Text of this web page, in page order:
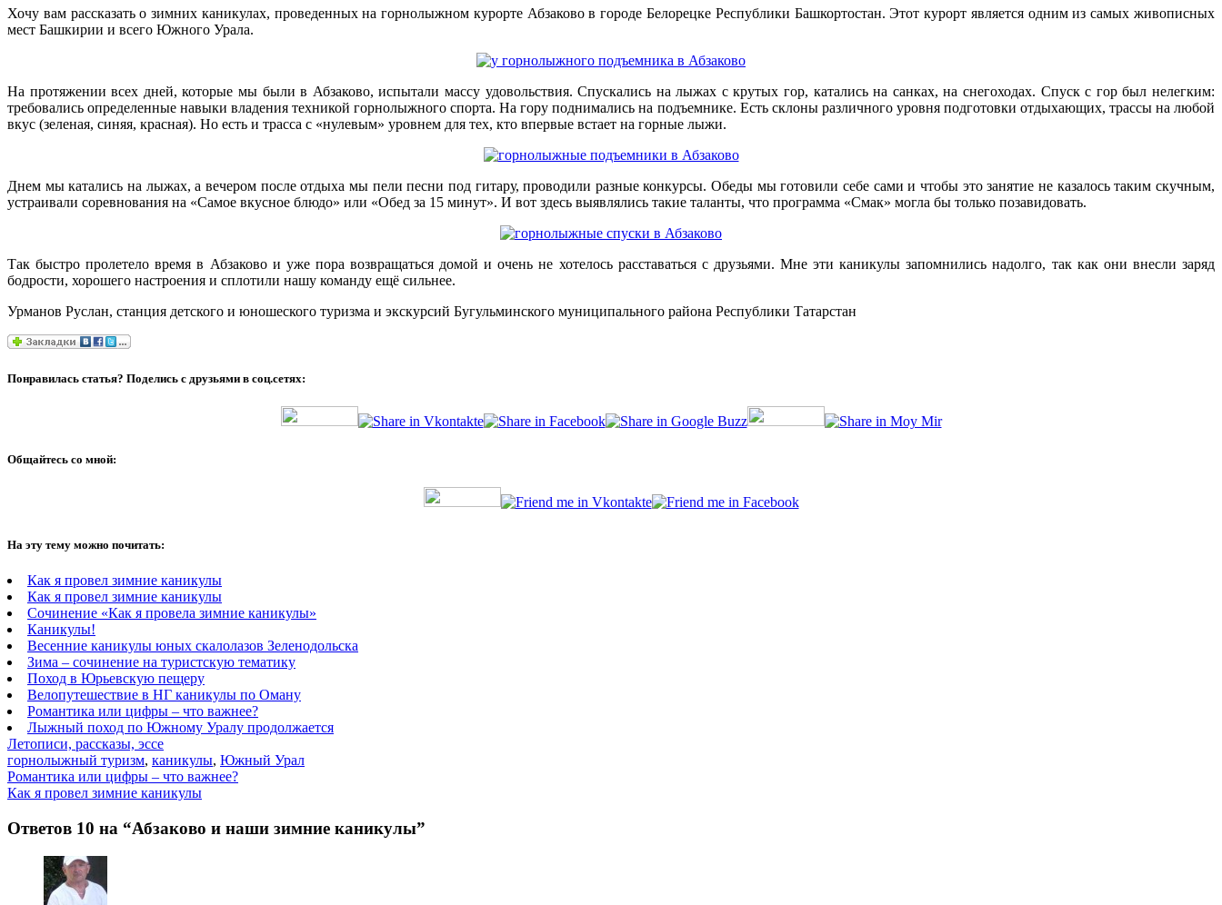
Хочу вам рассказать о зимних каникулах, проведенных на горнолыжном курорте Абзаково в городе Белорецке Республики Башкортостан. Этот курорт является одним из самых живописных
мест Башкирии и всего Южного Урала.
На протяжении всех дней, которые мы были в Абзаково, испытали массу удовольствия. Спускались на лыжах с крутых гор, катались на санках, на снегоходах. Спуск с гор был нелегким:
требовались определенные навыки владения техникой горнолыжного спорта. На гору поднимались на подъемнике. Есть склоны различного уровня подготовки отдыхающих, трассы на любой
вкус (зеленая, синяя, красная). Но есть и трасса с «нулевым» уровнем для тех, кто впервые встает на горные лыжи.
Днем мы катались на лыжах, а вечером после отдыха мы пели песни под гитару, проводили разные конкурсы. Обеды мы готовили себе сами и чтобы это занятие не казалось таким скучным,
устраивали соревнования на «Самое вкусное блюдо» или «Обед за 15 минут». И вот здесь выявлялись такие таланты, что программа «Смак» могла бы только позавидовать.
Так быстро пролетело время в Абзаково и уже пора возвращаться домой и очень не хотелось расставаться с друзьями. Мне эти каникулы запомнились надолго, так как они внесли заряд
бодрости, хорошего настроения и сплотили нашу команду ещё сильнее.
Урманов Руслан, станция детского и юношеского туризма и экскурсий Бугульминского муниципального района Республики Татарстан
Понравилась статья? Поделись с друзьями в соц.сетях:
Общайтесь со мной:
На эту тему можно почитать:
Как я провел зимние каникулы
Как я провел зимние каникулы
Сочинение «Как я провела зимние каникулы»
Каникулы!
Весенние каникулы юных скалолазов Зеленодольска
Зима – сочинение на туристскую тематику
Поход в Юрьевскую пещеру
Велопутешествие в НГ каникулы по Оману
Романтика или цифры – что важнее?
Лыжный поход по Южному Уралу продолжается
Летописи, рассказы, эссе
горнолыжный туризм, каникулы, Южный Урал
Романтика или цифры – что важнее?
Как я провел зимние каникулы
Ответов 10 на “Абзаково и наши зимние каникулы”